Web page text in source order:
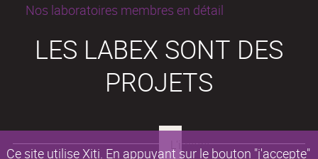
Ce site utilise Xiti. En appuyant sur le bouton "j'accepte"
Nos laboratoires membres en détail
LES LABEX SONT DES
PROJETS